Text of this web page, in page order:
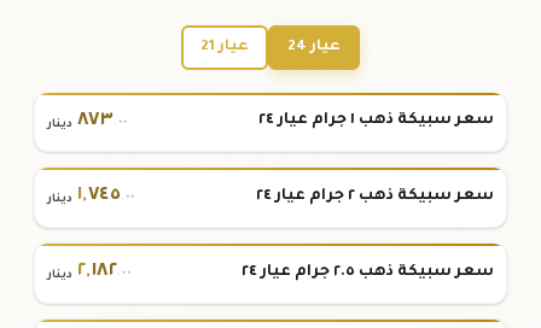
عيار 24 عيار 21
سعر سبيكة ذهب ١ جرام عيار ٢٤ ٨٧٣.٠٠ دينار
سعر سبيكة ذهب ٢ جرام عيار ٢٤ ١,٧٤٥.٠٠ دينار
سعر سبيكة ذهب ٢.٥ جرام عيار ٢٤ ٢,١٨٢.٠٠ دينار